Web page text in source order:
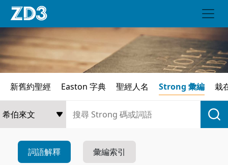
新舊約聖經 Easton 字典 聖經人名 Strong 彙編 栽
詞語解釋 彙編索引